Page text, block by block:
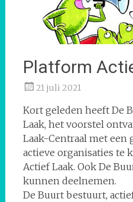
Platform
21 juli 2021
Kort geleden heeft De
Laak, het voorstel
Laak-Centraal met een
actieve organisaties te
Actief Laak. Ook De
kunnen deelnemen.
De Buurt bestuurt,